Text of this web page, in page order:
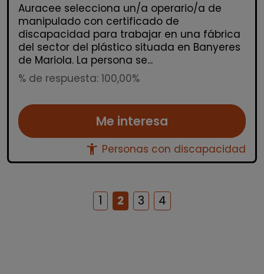
Auracee selecciona un/a operario/a de
manipulado con certificado de
discapacidad para trabajar en una fábrica
del sector del plástico situada en Banyeres
de Mariola. La persona se...
% de respuesta: 100,00%
Me interesa
accessibility_new Personas con discapacidad
1 2 3 4